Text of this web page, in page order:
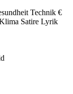
Technik €
Satire Lyrik